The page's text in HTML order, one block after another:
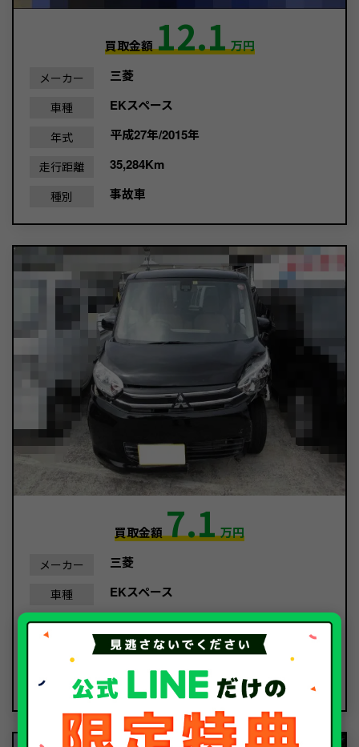
買取金額12.1万円
メーカー 三菱
車種 EKスペース
年式 平成27年/2015年
走行距離 35,284Km
種別 事故車
買取金額7.1万円
メーカー 三菱
車種 EKスペース
年式 平成28年/2016年
51,694Km
種別 事故車